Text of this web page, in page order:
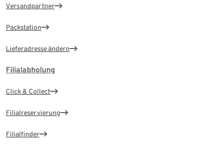
Versandpartner
Packstation
Lieferadresse ändern
Filialabholung
Click & Collect
Filialreservierung
Filialfinder